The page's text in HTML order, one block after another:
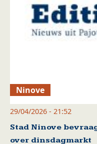
Ninove
29/04/2026 - 21:52
Stad Ninove
over dinsdagmarkt